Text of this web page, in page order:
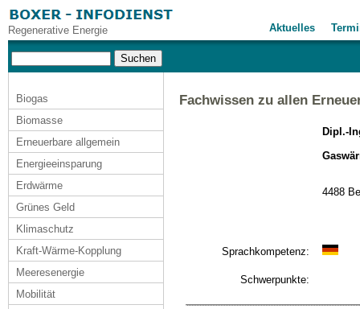
Regenerative Energie Aktuelles
Biogas
Biomasse
Erneuerbare allgemein
Energieeinsparung
Erdwärme
Grünes Geld
Klimaschutz
Kraft-Wärme-Kopplung
Meeresenergie
Mobilität
Fachwissen zu allen
Dipl.-
4488
Sprachkompetenz:
Schwerpunkte: